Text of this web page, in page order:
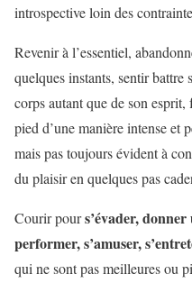
introspective loin des
Revenir à l’essentiel,
quelques instants, sentir battre
corps autant que de son
pied d’une manière intense et
mais pas toujours évident à
du plaisir en quelques pas
Courir pours’évader, donner
performer, s’amuser,
qui ne sont pas meilleures ou